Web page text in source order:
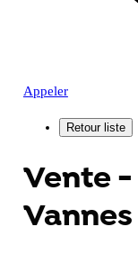
Appeler
Vente